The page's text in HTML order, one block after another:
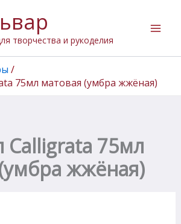
творчества и рукоделия
75мл матовая (умбра жжёная)
Calligrata 75мл
жжёная)